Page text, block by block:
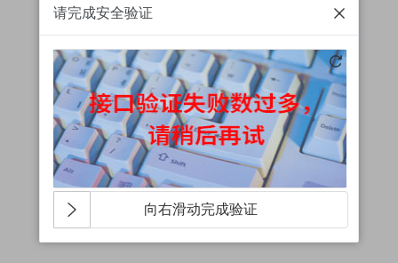
请完成安全验证
向右滑动完成验证